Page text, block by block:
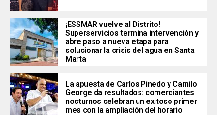
¡ESSMAR vuelve al Distrito!
Superservicios termina intervención y
abre paso a nueva etapa para
solucionar la crisis del agua en Santa
Marta
La apuesta de Carlos Pinedo y Camilo
George da resultados: comerciantes
nocturnos celebran un exitoso primer
mes con la ampliación del horario